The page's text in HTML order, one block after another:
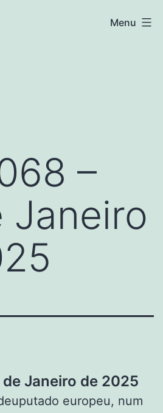
Menu
–
Janeiro
Janeiro de 2025
europeu, num